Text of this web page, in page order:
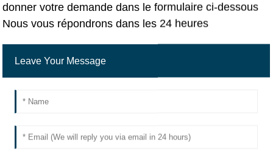
donner votre demande dans le formulaire ci-dessous
Nous vous répondrons dans les 24 heures